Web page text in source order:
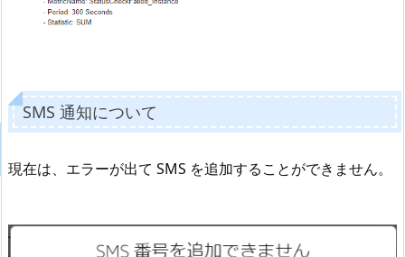
SMS 通知について
現在は、エラーが出て SMS を追加することができません。